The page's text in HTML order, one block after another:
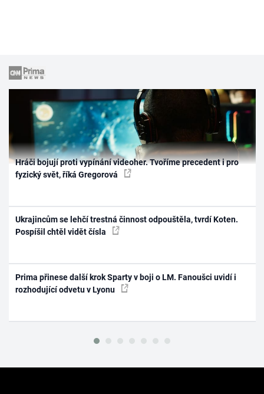
Hráči bojují proti vypínání videoher. Tvoříme precedent i pro
fyzický svět, říká Gregorová
Ukrajincům se lehčí trestná činnost odpouštěla, tvrdí Koten.
Pospíšil chtěl vidět čísla
Prima přinese další krok Sparty v boji o LM. Fanoušci uvidí i
rozhodující odvetu v Lyonu